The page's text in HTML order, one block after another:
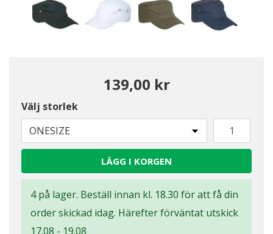
Valda
139,00 kr
Välj storlek
ONESIZE
LÄGG I KORGEN
4 på lager. Beställ innan kl. 18.30 för att få din
order skickad idag. Härefter förväntat utskick
17.08 - 19.08